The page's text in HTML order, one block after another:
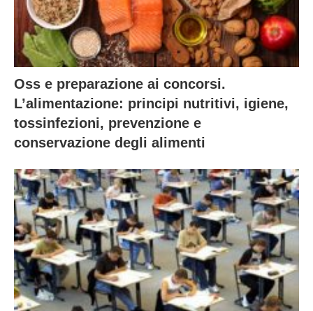
Oss e preparazione ai concorsi.
L’alimentazione: principi nutritivi, igiene,
tossinfezioni, prevenzione e
conservazione degli alimenti